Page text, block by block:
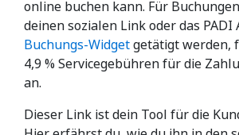
online buchen kann. Für
deinen sozialen Link oder das PADI
Buchungs-Widgetgetätigt werden,
4,9 % Servicegebühren für die
an.
Dieser Link ist dein Tool für die